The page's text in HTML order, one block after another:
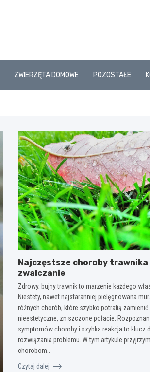
ZWIERZĘTA DOMOWE POZOSTAŁE
Najczęstsze choroby trawnika
zwalczanie
Zdrowy, bujny trawnik to marzenie każdego
Niestety, nawet najstaranniej pielęgnowana
różnych chorób, które szybko potrafią
nieestetyczne, zniszczone połacie.
symptomów choroby i szybka reakcja to klucz
rozwiązania problemu. W tym artykule
chorobom…
Czytaj dalej